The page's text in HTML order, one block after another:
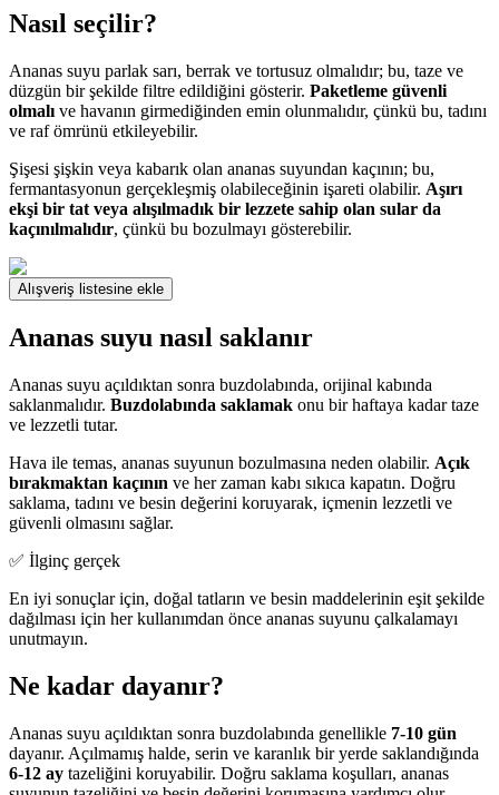
Nasıl seçilir?
Ananas suyu parlak sarı, berrak ve tortusuz olmalıdır; bu, taze ve
düzgün bir şekilde filtre edildiğini gösterir. Paketleme güvenli
olmalı ve havanın girmediğinden emin olunmalıdır, çünkü bu, tadını
ve raf ömrünü etkileyebilir.
Şişesi şişkin veya kabarık olan ananas suyundan kaçının; bu,
fermantasyonun gerçekleşmiş olabileceğinin işareti olabilir. Aşırı
ekşi bir tat veya alışılmadık bir lezzete sahip olan sular da
kaçınılmalıdır, çünkü bu bozulmayı gösterebilir.
Alışveriş listesine ekle
Ananas suyu nasıl saklanır
Ananas suyu açıldıktan sonra buzdolabında, orijinal kabında
saklanmalıdır. Buzdolabında saklamak onu bir haftaya kadar taze
ve lezzetli tutar.
Hava ile temas, ananas suyunun bozulmasına neden olabilir. Açık
bırakmaktan kaçının ve her zaman kabı sıkıca kapatın. Doğru
saklama, tadını ve besin değerini koruyarak, içmenin lezzetli ve
güvenli olmasını sağlar.
✅ İlginç gerçek
En iyi sonuçlar için, doğal tatların ve besin maddelerinin eşit şekilde
dağılması için her kullanımdan önce ananas suyunu çalkalamayı
unutmayın.
Ne kadar dayanır?
Ananas suyu açıldıktan sonra buzdolabında genellikle 7-10 gün
dayanır. Açılmamış halde, serin ve karanlık bir yerde saklandığında
6-12 ay tazeliğini koruyabilir. Doğru saklama koşulları, ananas